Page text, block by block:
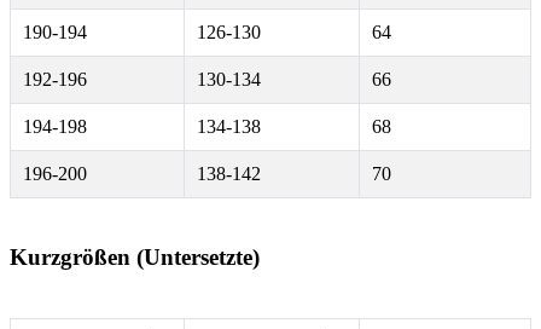
190-194 126-130 64
192-196 130-134 66
194-198 134-138 68
196-200 138-142 70
Kurzgrößen (Untersetzte)